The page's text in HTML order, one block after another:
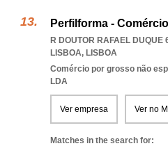
Perfilforma -
R DOUTOR RAFAEL
LISBOA, LISBOA
Comércio por grosso não
LDA
Ver empresa Ver no
Matches in the search for: